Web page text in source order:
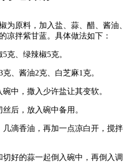
为原料，加入盐、蒜、醋、酱油、
凉拌紫甘蓝。具体做法如下：
克、绿辣椒5克。
、酱油2克、白芝麻1克。
中，撒入少许盐让其变软。
后，放入碗中备用。
滴香油，再加一点凉白开，搅拌
好的蒜一起倒入碗中，再倒入调